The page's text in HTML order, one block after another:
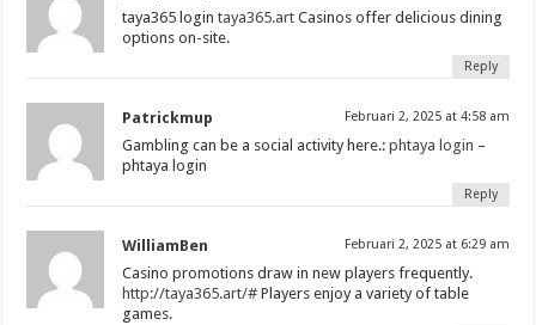
taya365 logintaya365.art Casinos offer delicious dining
options on-site.
Reply
Patrickmup Februari 2, 2025 at 4:58 am
Gambling can be a social activity here.:phtaya login –
phtaya login
Reply
WilliamBen Februari 2, 2025 at 6:29 am
Casino promotions draw in new players frequently.
http://taya365.art/# Players enjoy a variety of table
games.